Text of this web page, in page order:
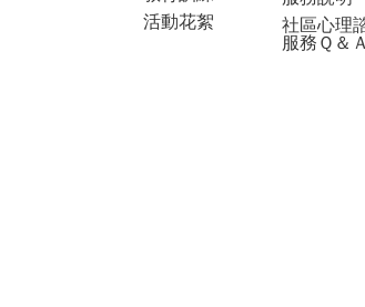
活動花絮
社區心理
服務Ｑ＆Ａ